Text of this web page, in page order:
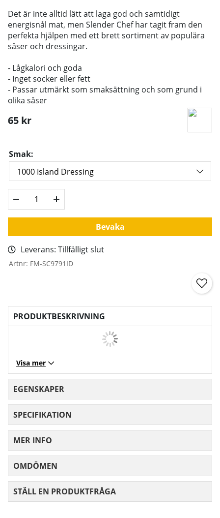
Det är inte alltid lätt att laga god och samtidigt
energisnål mat, men Slender Chef har tagit fram den
perfekta hjälpen med ett brett sortiment av populära
såser och dressingar.
- Lågkalori och goda
- Inget socker eller fett
- Passar utmärkt som smaksättning och som grund i
olika såser
65 kr
Smak:
Bevaka
Leverans: Tillfälligt slut
Artnr: FM-SC9791ID
PRODUKTBESKRIVNING
Visa mer
EGENSKAPER
SPECIFIKATION
MER INFO
OMDÖMEN
STÄLL EN PRODUKTFRÅGA